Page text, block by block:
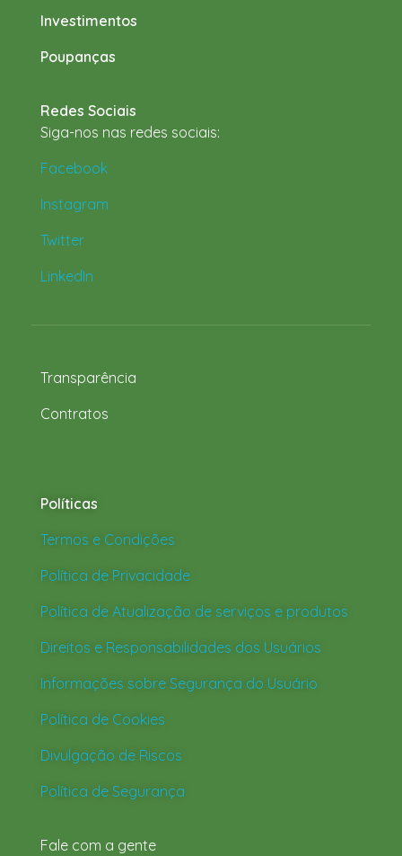
Investimentos
Poupanças
Redes Sociais
Siga-nos nas redes sociais:
Facebook
Instagram
Twitter
LinkedIn
Transparência
Contratos
Políticas
Termos e Condições
Política de Privacidade
Política de Atualização de serviços e produtos
Direitos e Responsabilidades dos Usuários
Informações sobre Segurança do Usuário
Política de Cookies
Divulgação de Riscos
Política de Segurança
Fale com a gente